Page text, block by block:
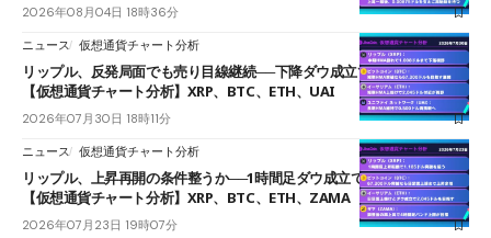
2026年08月04日 18時36分
ニュース 仮想通貨チャート分析
リップル、反発局面でも売り目線継続──下降ダウ成立で下値追う展開
【仮想通貨チャート分析】XRP、BTC、ETH、UAI
2026年07月30日 18時11分
ニュース 仮想通貨チャート分析
リップル、上昇再開の条件整うか──1時間足ダウ成立で1.185ドルを狙う
【仮想通貨チャート分析】XRP、BTC、ETH、ZAMA
2026年07月23日 19時07分